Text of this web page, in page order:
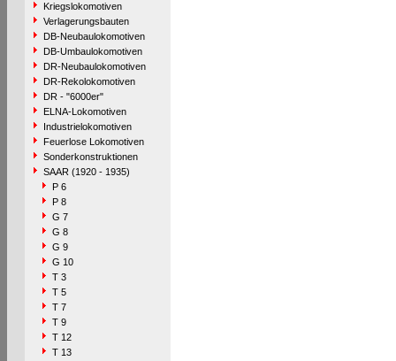
Kriegslokomotiven
Verlagerungsbauten
DB-Neubaulokomotiven
DB-Umbaulokomotiven
DR-Neubaulokomotiven
DR-Rekolokomotiven
DR - "6000er"
ELNA-Lokomotiven
Industrielokomotiven
Feuerlose Lokomotiven
Sonderkonstruktionen
SAAR (1920 - 1935)
P 6
P 8
G 7
G 8
G 9
G 10
T 3
T 5
T 7
T 9
T 12
T 13